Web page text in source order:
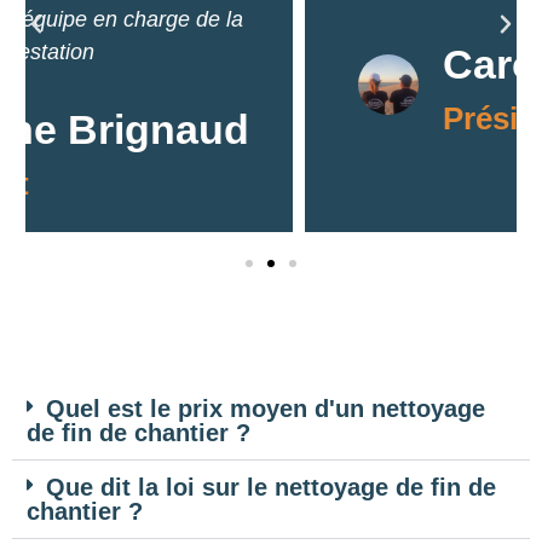
Caroline Galois
Président
Quel est le prix moyen d'un nettoyage
de fin de chantier ?
Que dit la loi sur le nettoyage de fin de
chantier ?